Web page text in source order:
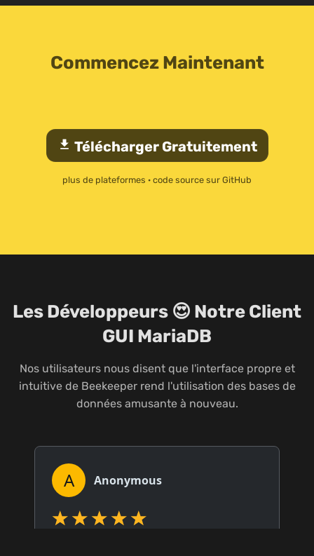
Commencez Maintenant
download Télécharger Gratuitement
plus de plateformes · code source sur GitHub
Les Développeurs 😍 Notre Client
GUI MariaDB
Nos utilisateurs nous disent que l'interface propre et
intuitive de Beekeeper rend l'utilisation des bases de
données amusante à nouveau.